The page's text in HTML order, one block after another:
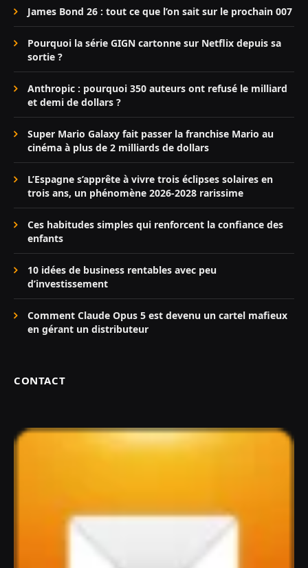
James Bond 26 : tout ce que l’on sait sur le prochain 007
Pourquoi la série GIGN cartonne sur Netflix depuis sa
sortie ?
Anthropic : pourquoi 350 auteurs ont refusé le milliard
et demi de dollars ?
Super Mario Galaxy fait passer la franchise Mario au
cinéma à plus de 2 milliards de dollars
L’Espagne s’apprête à vivre trois éclipses solaires en
trois ans, un phénomène 2026-2028 rarissime
Ces habitudes simples qui renforcent la confiance des
enfants
10 idées de business rentables avec peu
d’investissement
Comment Claude Opus 5 est devenu un cartel mafieux
en gérant un distributeur
CONTACT